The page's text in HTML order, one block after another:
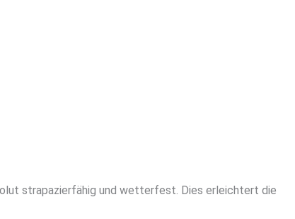
strapazierfähig und wetterfest. Dies erleichtert die